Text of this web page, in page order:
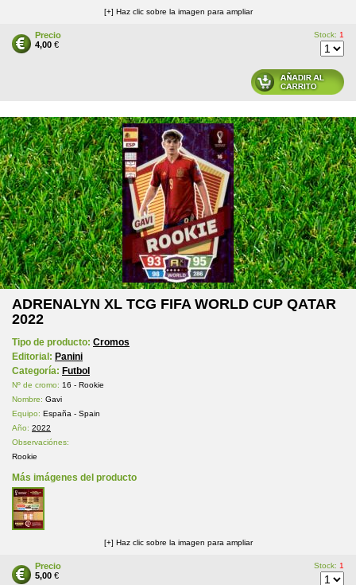
[+] Haz clic sobre la imagen para ampliar
Precio
4,00 €
Stock: 1
ADRENALYN XL TCG FIFA WORLD CUP QATAR
2022
Tipo de producto: Cromos
Editorial: Panini
Categoría: Futbol
Nº de cromo: 16 - Rookie
Nombre: Gavi
Equipo: España - Spain
Año: 2022
Observaciónes:
Rookie
Más imágenes del producto
[+] Haz clic sobre la imagen para ampliar
Precio
5,00 €
Stock: 1